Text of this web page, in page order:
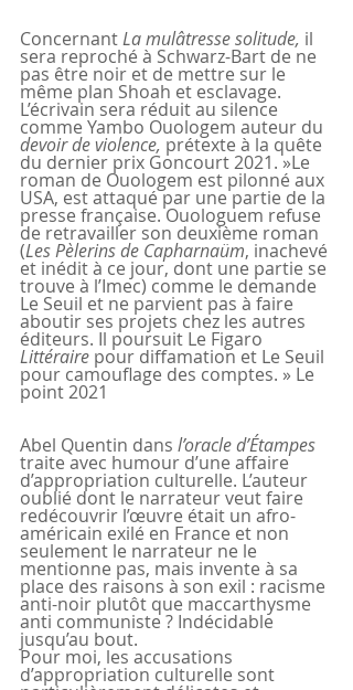
Concernant La mulâtresse solitude, il
sera reproché à Schwarz-Bart de ne
pas être noir et de mettre sur le
même plan Shoah et esclavage.
L’écrivain sera réduit au silence
comme Yambo Ouologem auteur du
devoir de violence, prétexte à la quête
du dernier prix Goncourt 2021. »Le
roman de Ouologem est pilonné aux
USA, est attaqué par une partie de la
presse française. Ouologuem refuse
de retravailler son deuxième roman
(Les Pèlerins de Capharnaüm, inachevé
et inédit à ce jour, dont une partie se
trouve à l’Imec) comme le demande
Le Seuil et ne parvient pas à faire
aboutir ses projets chez les autres
éditeurs. Il poursuit Le Figaro
Littéraire pour diffamation et Le Seuil
pour camouflage des comptes. » Le
point 2021
Abel Quentin dans l’oracle d’Étampes
traite avec humour d’une affaire
d’appropriation culturelle. L’auteur
oublié dont le narrateur veut faire
redécouvrir l’œuvre était un afro-
américain exilé en France et non
seulement le narrateur ne le
mentionne pas, mais invente à sa
place des raisons à son exil : racisme
anti-noir plutôt que maccarthysme
anti communiste ? Indécidable
jusqu’au bout.
Pour moi, les accusations
d’appropriation culturelle sont